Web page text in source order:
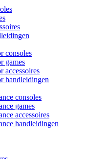
consoles
games
accessoires
handleidingen
consoles
games
accessoires
handleidingen